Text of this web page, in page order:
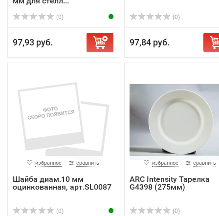
(0)
97,93 руб.
(0)
97,84 руб.
избранное сравнить
Шайба диам.10 мм
оцинкованная, арт.SL0087
(0)
избранное сравнить
ARC Intensity Тарелка
G4398 (275мм)
(0)